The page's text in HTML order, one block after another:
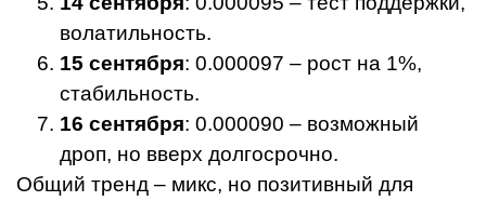
волатильность.
15 сентября: 0.000097 – рост на 1%,
стабильность.
16 сентября: 0.000090 – возможный
дроп, но вверх долгосрочно.
Общий тренд – микс, но позитивный для